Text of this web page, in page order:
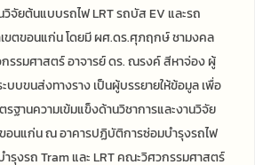
วิจัยต้นแบบรถไฟ LRT รถบัส EV และรถ
ขตขอนแก่น โดยมี ผศ.ดร.ศุภฤกษ์ ชามงคล
รมศาสตร์ อาจารย์ ดร. ณรงค์ สีหาจ่อง ผู้
บขนส่งทางราง เป็นผู้บรรยายให้ข้อมูล เพื่อ
ฐานความเข้มแข็งด้านวิชาการและงานวิจัย
อนแก่น ณ อาคารปฏิบัติการซ่อมบำรุงรถไฟ
ำรุงรถ Tram และ LRT คณะวิศวกรรมศาสตร์